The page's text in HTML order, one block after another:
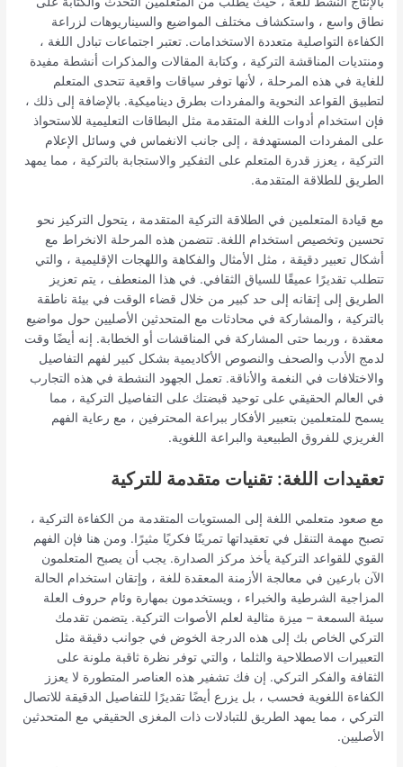
نطاق واسع ، واستكشاف مختلف المواضيع والسيناريوهات لزراعة
الكفاءة التواصلية متعددة الاستخدامات. تعتبر اجتماعات تبادل اللغة ،
ومنتديات المناقشة التركية ، وكتابة المقالات والمذكرات أنشطة مفيدة
للغاية في هذه المرحلة ، لأنها توفر سياقات واقعية تتحدى المتعلم
لتطبيق القواعد النحوية والمفردات بطرق ديناميكية. بالإضافة إلى ذلك ،
فإن استخدام أدوات اللغة المتقدمة مثل البطاقات التعليمية للاستحواذ
على المفردات المستهدفة ، إلى جانب الانغماس في وسائل الإعلام
التركية ، يعزز قدرة المتعلم على التفكير والاستجابة بالتركية ، مما يمهد
الطريق للطلاقة المتقدمة.
مع قيادة المتعلمين في الطلاقة التركية المتقدمة ، يتحول التركيز نحو
تحسين وتخصيص استخدام اللغة. تتضمن هذه المرحلة الانخراط مع
أشكال تعبير دقيقة ، مثل الأمثال والفكاهة واللهجات الإقليمية ، والتي
تتطلب تقديرًا عميقًا للسياق الثقافي. في هذا المنعطف ، يتم تعزيز
الطريق إلى إتقانه إلى حد كبير من خلال قضاء الوقت في بيئة ناطقة
بالتركية ، والمشاركة في محادثات مع المتحدثين الأصليين حول مواضيع
معقدة ، وربما حتى المشاركة في المناقشات أو الخطابة. إنه أيضًا وقت
لدمج الأدب والصحف والنصوص الأكاديمية بشكل كبير لفهم التفاصيل
والاختلافات في النغمة والأناقة. تعمل الجهود النشطة في هذه التجارب
في العالم الحقيقي على توحيد قبضتك على التفاصيل التركية ، مما
يسمح للمتعلمين بتعبير الأفكار ببراعة المحترفين ، مع رعاية الفهم
الغريزي للفروق الطبيعية والبراعة اللغوية.
تعقيدات اللغة: تقنيات متقدمة للتركية
مع صعود متعلمي اللغة إلى المستويات المتقدمة من الكفاءة التركية ،
تصبح مهمة التنقل في تعقيداتها تمرينًا فكريًا مثيرًا. ومن هنا فإن الفهم
القوي للقواعد التركية يأخذ مركز الصدارة. يجب أن يصبح المتعلمون
الآن بارعين في معالجة الأزمنة المعقدة للغة ، وإتقان استخدام الحالة
المزاجية الشرطية والخبراء ، ويستخدمون بمهارة وئام حروف العلة
سيئة السمعة – ميزة مثالية لعلم الأصوات التركية. يتضمن تقدمك
التركي الخاص بك إلى هذه الدرجة الخوض في جوانب دقيقة مثل
التعبيرات الاصطلاحية والثلما ، والتي توفر نظرة ثاقبة ملونة على
الثقافة والفكر التركي. إن فك تشفير هذه العناصر المتطورة لا يعزز
الكفاءة اللغوية فحسب ، بل يزرع أيضًا تقديرًا للتفاصيل الدقيقة للاتصال
التركي ، مما يمهد الطريق للتبادلات ذات المغزى الحقيقي مع المتحدثين
الأصليين.